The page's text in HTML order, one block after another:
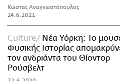
Κώστας Αναγνωστόπουλος
24.6.2021
Culture
Νέα Υόρκη: Το
Φυσικής Ιστορίας
τον ανδριάντα του Θίοντορ
Ρούσβελτ